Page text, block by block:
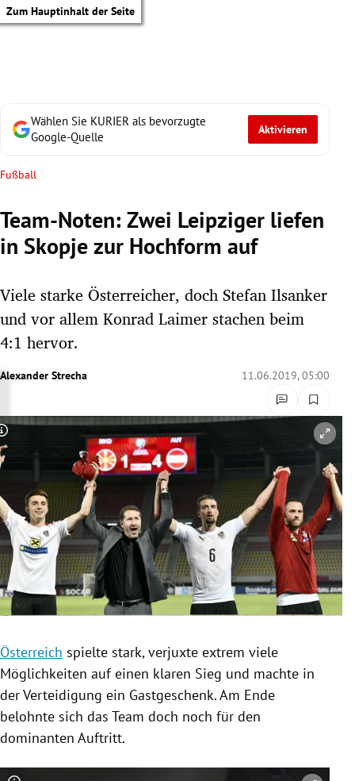
Zum Hauptinhalt der Seite
Untermenü
Untermenü
Untermenü
Untermenü
Untermenü
Untermenü
Untermenü
Untermenü
Wählen Sie KURIER als bevorzugte
Google-Quelle
Aktivieren
Fußball
Team-Noten: Zwei Leipziger liefen
in Skopje zur Hochform auf
Viele starke Österreicher, doch Stefan Ilsanker
und vor allem Konrad Laimer stachen beim
4:1 hervor.
Alexander Strecha 11.06.2019, 05:00
Copyright-Hinweis öffnen/schließen
Österreich spielte stark, verjuxte extrem viele
Möglichkeiten auf einen klaren Sieg und machte in
der Verteidigung ein Gastgeschenk. Am Ende
belohnte sich das Team doch noch für den
dominanten Auftritt.